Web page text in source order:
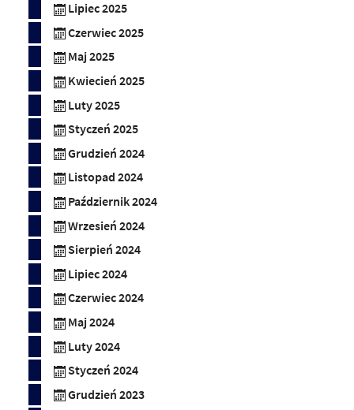
Lipiec 2025
Czerwiec 2025
Maj 2025
Kwiecień 2025
Luty 2025
Styczeń 2025
Grudzień 2024
Listopad 2024
Październik 2024
Wrzesień 2024
Sierpień 2024
Lipiec 2024
Czerwiec 2024
Maj 2024
Luty 2024
Styczeń 2024
Grudzień 2023